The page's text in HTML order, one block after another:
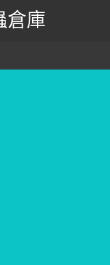
倉庫